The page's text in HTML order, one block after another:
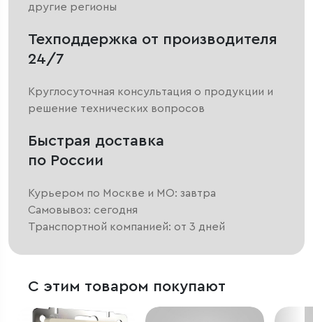
другие регионы
Техподдержка от производителя
24/7
Круглосуточная консультация о продукции и
решение технических вопросов
Быстрая доставка
по России
Курьером по Москве и МО: завтра
Самовывоз: сегодня
Транспортной компанией: от 3 дней
С этим товаром покупают